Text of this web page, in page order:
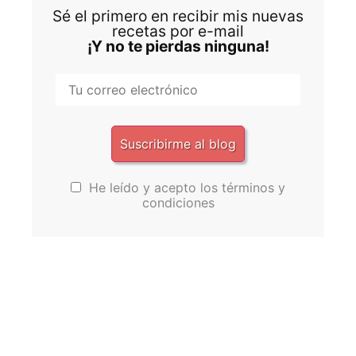
Sé el primero en recibir mis nuevas
recetas por e-mail
¡Y no te pierdas ninguna!
He leído y acepto los términos y
condiciones